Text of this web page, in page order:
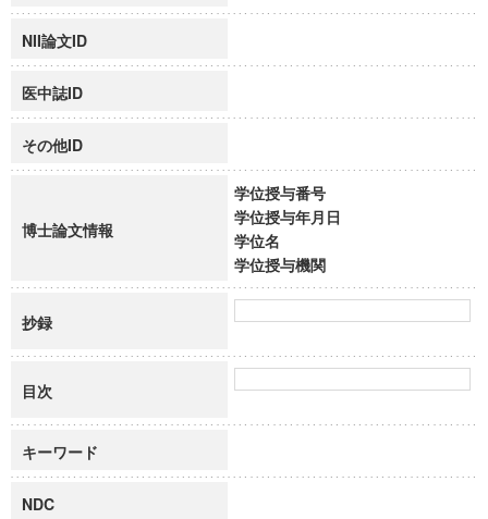
NII論文ID
医中誌ID
その他ID
博士論文情報
学位授与番号
学位授与年月日
学位名
学位授与機関
抄録
目次
キーワード
NDC